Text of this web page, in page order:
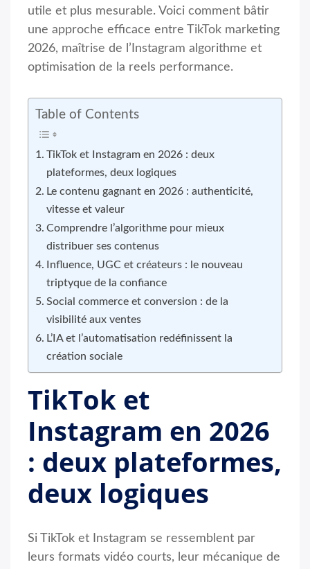
utile et plus mesurable. Voici comment bâtir
une approche efficace entre TikTok marketing
2026, maîtrise de l’Instagram algorithme et
optimisation de la reels performance.
Table of Contents
TikTok et Instagram en 2026 : deux
plateformes, deux logiques
Le contenu gagnant en 2026 : authenticité,
vitesse et valeur
Comprendre l’algorithme pour mieux
distribuer ses contenus
Influence, UGC et créateurs : le nouveau
triptyque de la confiance
Social commerce et conversion : de la
visibilité aux ventes
L’IA et l’automatisation redéfinissent la
création sociale
TikTok et
Instagram en 2026
: deux plateformes,
deux logiques
Si TikTok et Instagram se ressemblent par
leurs formats vidéo courts, leur mécanique de